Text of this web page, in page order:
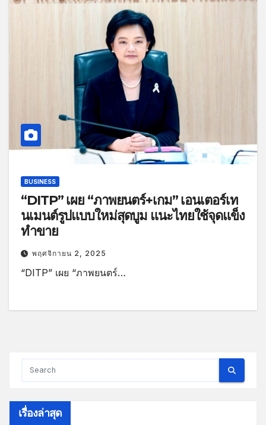
BUSINESS
“DITP” เผย “ภาพยนตร์+เกม” เอนเตอร์เท
นเมนต์รูปแบบใหม่สุดบูม แนะไทยใช้จุดแข็ง
ทำขาย
พฤศจิกายน 2, 2025
“DITP” เผย “ภาพยนตร์…
เรื่องล่าสุด